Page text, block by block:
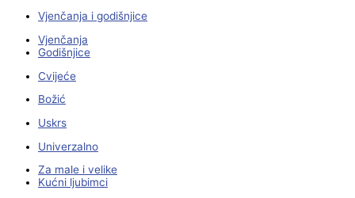
Vjenčanja i godišnjice
Vjenčanja
Godišnjice
Cvijeće
Božić
Uskrs
Univerzalno
Za male i velike
Kućni ljubimci